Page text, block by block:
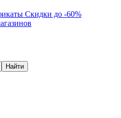
Скидки до -60%
Найти